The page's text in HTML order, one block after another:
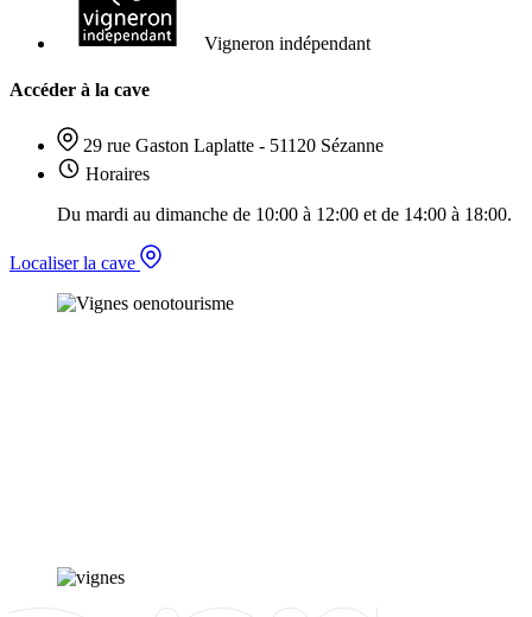
Vigneron indépendant
Accéder à la cave
29 rue Gaston Laplatte - 51120 Sézanne
Horaires
Du mardi au dimanche de 10:00 à 12:00 et de 14:00 à 18:00.
Localiser la cave